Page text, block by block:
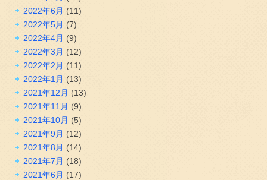
2022年6月 (11)
2022年5月 (7)
2022年4月 (9)
2022年3月 (12)
2022年2月 (11)
2022年1月 (13)
2021年12月 (13)
2021年11月 (9)
2021年10月 (5)
2021年9月 (12)
2021年8月 (14)
2021年7月 (18)
2021年6月 (17)